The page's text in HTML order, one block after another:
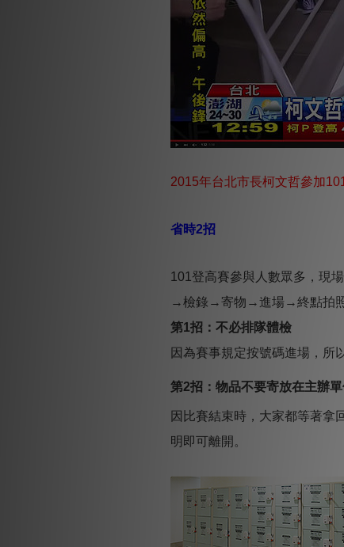
2015年台北市長柯文哲參加
省時2招
101登高賽參與人數眾多，現
→檢錄→寄物→進場→終點拍照
第1招：不必排隊體檢
因為賽事規定按號碼進場，所
第2招：物品不要寄放在主辦
因比賽結束時，大家都等著拿
明即可離開。